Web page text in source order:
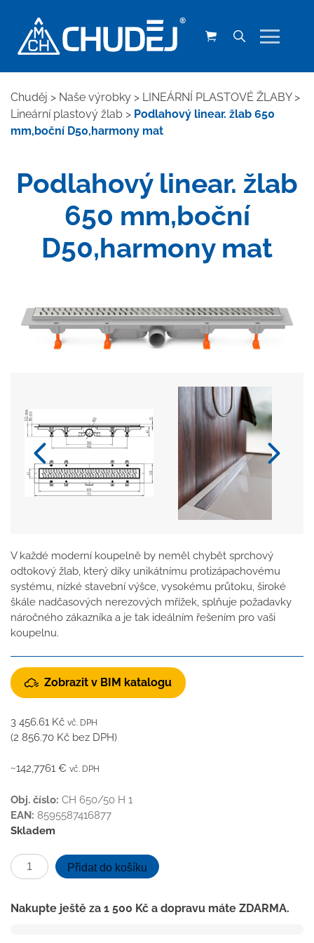
Chuděj > Naše výrobky > LINEÁRNÍ PLASTOVÉ ŽLABY>
Lineární plastový žlab > Podlahový linear. žlab 650
mm,boční D50,harmony mat
Podlahový linear. žlab
650 mm,boční
D50,harmony mat
V každé moderní koupelně by neměl chybět sprchový
odtokový žlab, který díky unikátnímu protizápachovému
systému, nízké stavební výšce, vysokému průtoku, široké
škále nadčasových nerezových mřížek, splňuje požadavky
náročného zákazníka a je tak ideálním řešením pro vaši
koupelnu.
Zobrazit v BIM katalogu
3 456.61 Kč vč. DPH
(2 856.70 Kč bez DPH)
~142,7761 € vč. DPH
Obj. číslo: CH 650/50 H 1
EAN: 8595587416877
Skladem
Podlahový
linear.
650
Přidat do košíku
Nakupte ještě za 1 500 Kč a dopravu máte ZDARMA.